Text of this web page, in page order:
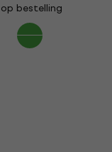
bestelling